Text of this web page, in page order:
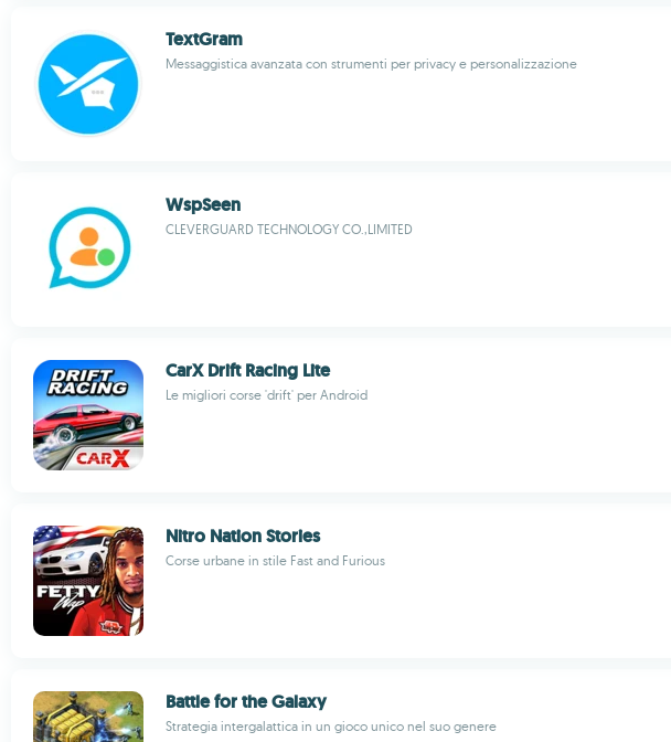
TextGram
Messaggistica avanzata con strumenti per privacy e personalizzazione
WspSeen
CLEVERGUARD TECHNOLOGY CO.,LIMITED
CarX Drift Racing Lite
Le migliori corse 'drift' per Android
Nitro Nation Stories
Corse urbane in stile Fast and Furious
Battle for the Galaxy
Strategia intergalattica in un gioco unico nel suo genere